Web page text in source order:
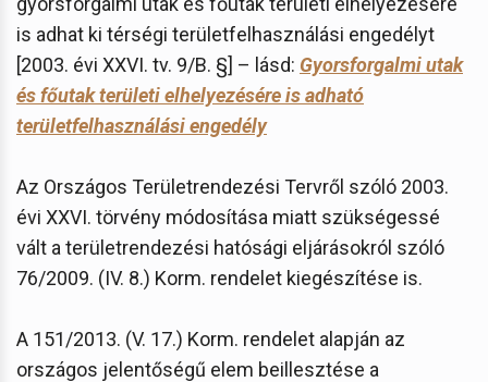
is adhat ki térségi területfelhasználási engedélyt
[2003. évi XXVI. tv. 9/B. §] – lásd: Gyorsforgalmi utak
és főutak területi elhelyezésére is adható
területfelhasználási engedély
Az Országos Területrendezési Tervről szóló 2003.
évi XXVI. törvény módosítása miatt szükségessé
vált a területrendezési hatósági eljárásokról szóló
76/2009. (IV. 8.) Korm. rendelet kiegészítése is.
A 151/2013. (V. 17.) Korm. rendelet alapján az
országos jelentőségű elem beillesztése a